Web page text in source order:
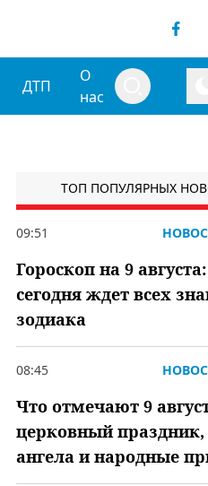
ДТП
О
нас
ТОП ПОПУЛЯРНЫХ
09:51
Гороскоп на 9
сегодня ждет всех
зодиака
08:45
Что отмечают 9
церковный праздник,
ангела и народные